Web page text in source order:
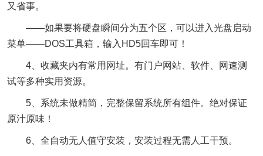
又省事。
——如果要将硬盘瞬间分为五个区，可以进入光盘启动
菜单——DOS工具箱，输入HD5回车即可！
4、收藏夹内有常用网址。有门户网站、软件、网速测
试等多种实用资源。
5、系统未做精简，完整保留系统所有组件。绝对保证
原汁原味！
6、全自动无人值守安装，安装过程无需人工干预。